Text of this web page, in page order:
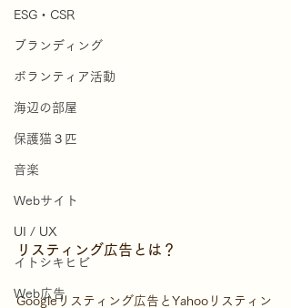
ESG・CSR
ブランディング
ボランティア活動
海辺の部屋
保護猫３匹
音楽
Webサイト
UI / UX
イトシキヒビ
Web広告
リスティング広告とは？
Googleリスティング広告とYahooリスティン